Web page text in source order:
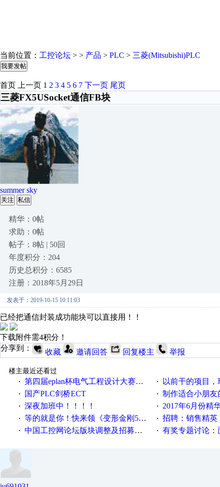
当前位置： 工控论坛 > > 产品 > PLC > 三菱(Mitsubishi)PLC
我要发帖
首页 上一页 1 2 3 4 5 6 7 下一页 尾页
三菱FX5USocket通信FB块
summer sky
关注 私信
精华：0帖
求助：0帖
帖子：8帖 | 50回
年度积分：204
历史总积分：6585
注册：2018年5月29日
发表于：2019-10-15 10:11:03
已经把通信封装成功能块可以直接用！！
下载附件需4积分！
分享到：
收藏 邀请回答 回复楼主 举报
楼主最近还看过
· 第四届eplan杯电气工程设计大赛报名啦！！！ · 以前干的项目，现在不
· 国产PLC剑桥ECT · 制作适合小朋友
· 深夜加班中！！！！ · 2017年6月份精
· 等的就是你！快来领《变形金刚5》观影券 · 招聘：销售精英
· 中国工控网论坛版块调整及招募版主公告 · 有奖专题讨论：面对低压变